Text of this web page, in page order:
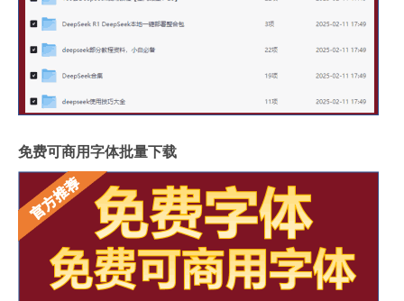
免费可商用字体批量下载